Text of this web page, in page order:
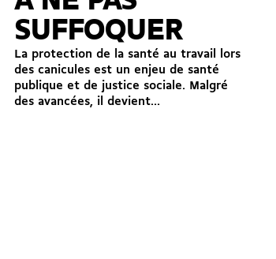
SUFFOQUER
La protection de la santé au travail lors
des canicules est un enjeu de santé
publique et de justice sociale. Malgré
des avancées, il devient...